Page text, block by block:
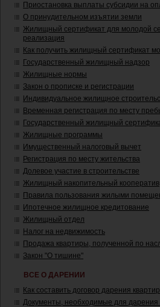
Приостановка выплаты субсидии на
О принудительном изъятии земли
Жилищный сертификат для молодой
реализация
Как получить жилищный сертификат
Государственный жилищный надзор
Жилищные нормы
Закон о прописке и регистрации
Индивидуальное жилищное
Временная регистрация по месту
Государственный жилищный
Жилищные программы
Имущественный налоговый вычет
Регистрация по месту жительства
Долевое участие в строительстве
Жилищный накопительный кооператив
Правила пользования жилыми
Ипотечное жилищное кредитование
Жилищный отдел
Налог на недвижимость
Продажа квартиры, полученной по
Закон "О тишине"
ВСЕ О ДАРЕНИИ
Как составить договор дарения
Документы, необходимые для дарения